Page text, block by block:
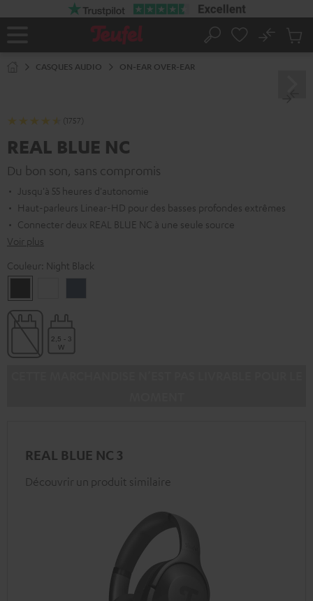
Page
Rechercher
No
CASQUES AUDIO ON-EAR OVER-EAR
(1757)
REAL BLUE NC
Du bon son, sans compromis
Jusqu'à 55 heures d'autonomie
Haut-parleurs Linear-HD pour des basses profondes extrêmes
Connecter deux REAL BLUE NC à une seule source
Voir plus
Couleur: Night Black
Black
White
REAL BLUE NC 3
Découvrir un produit similaire